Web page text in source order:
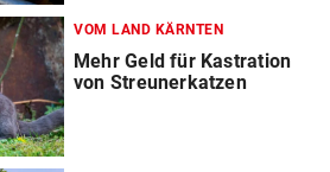
VOM LAND KÄRNTEN
Mehr Geld für Kastration
von Streunerkatzen